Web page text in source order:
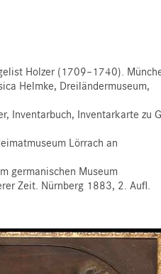
Holzer (1709–1740).
Helmke, Dreiländermuseum,
Inventarbuch, Inventarkarte zu
Lörrach an
germanischen Museum
Zeit. Nürnberg 1883, 2. Aufl.